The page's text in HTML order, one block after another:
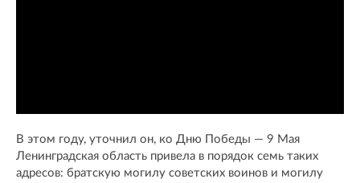
В этом году, уточнил он, ко Дню Победы — 9 Мая
Ленинградская область привела в порядок семь таких
адресов: братскую могилу советских воинов и могилу